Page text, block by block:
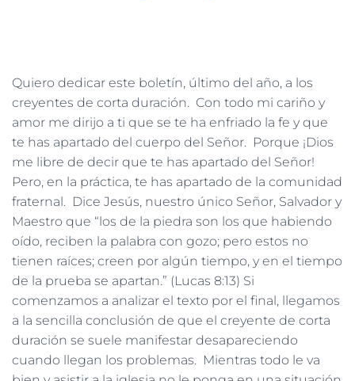
Quiero dedicar este boletín, último del año, a los
creyentes de corta duración. Con todo mi cariño y
amor me dirijo a ti que se te ha enfriado la fe y que
te has apartado del cuerpo del Señor. Porque ¡Dios
me libre de decir que te has apartado del Señor!
Pero, en la práctica, te has apartado de la comunidad
fraternal. Dice Jesús, nuestro único Señor, Salvador y
Maestro que “los de la piedra son los que habiendo
oído, reciben la palabra con gozo; pero estos no
tienen raíces; creen por algún tiempo, y en el tiempo
de la prueba se apartan.” (Lucas 8:13) Si
comenzamos a analizar el texto por el final, llegamos
a la sencilla conclusión de que el creyente de corta
duración se suele manifestar desapareciendo
cuando llegan los problemas. Mientras todo le va